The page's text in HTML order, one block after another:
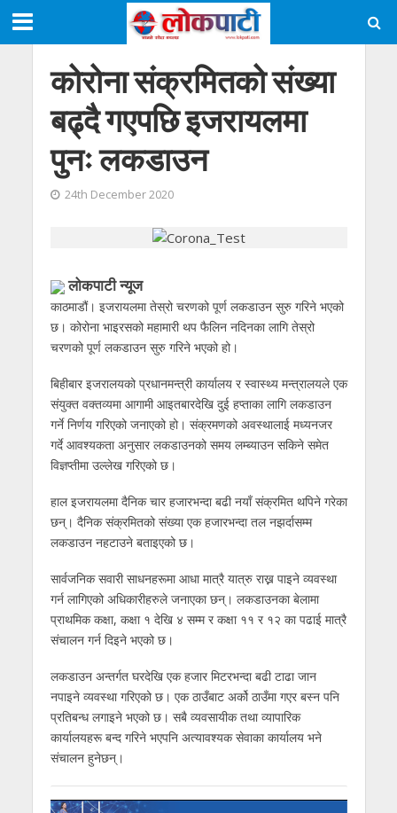
कोरोना संक्रमितको संख्या
बढ्दै गएपछि इजरायलमा
पुनः लकडाउन
24th December 2020
लोकपाटी न्यूज
काठमाडौं। इजरायलमा तेस्रो चरणको पूर्ण लकडाउन सुरु गरिने भएको
छ। कोरोना भाइरसको महामारी थप फैलिन नदिनका लागि तेस्रो
चरणको पूर्ण लकडाउन सुरु गरिने भएको हो।
बिहीबार इजरालयको प्रधानमन्त्री कार्यालय र स्वास्थ्य मन्त्रालयले एक
संयुक्त वक्तव्यमा आगामी आइतबारदेखि दुई हप्ताका लागि लकडाउन
गर्ने निर्णय गरिएको जनाएको हो। संक्रमणको अवस्थालाई मध्यनजर
गर्दे आवश्यकता अनुसार लकडाउनको समय लम्ब्याउन सकिने समेत
विज्ञप्तीमा उल्लेख गरिएको छ।
हाल इजरायलमा दैनिक चार हजारभन्दा बढी नयाँ संक्रमित थपिने गरेका
छन्। दैनिक संक्रमितको संख्या एक हजारभन्दा तल नझर्दासम्म
लकडाउन नहटाउने बताइएको छ।
सार्वजनिक सवारी साधनहरूमा आधा मात्रै यात्रु राख्न पाइने व्यवस्था
गर्न लागिएको अधिकारीहरुले जनाएका छन्। लकडाउनका बेलामा
प्राथमिक कक्षा, कक्षा १ देखि ४ सम्म र कक्षा ११ र १२ का पढाई मात्रै
संचालन गर्न दिइने भएको छ।
लकडाउन अन्तर्गत घरदेखि एक हजार मिटरभन्दा बढी टाढा जान
नपाइने व्यवस्था गरिएको छ। एक ठाउँबाट अर्को ठाउँमा गएर बस्न पनि
प्रतिबन्ध लगाइने भएको छ। सबै व्यवसायीक तथा व्यापारिक
कार्यालयहरू बन्द गरिने भएपनि अत्यावश्यक सेवाका कार्यालय भने
संचालन हुनेछन्।